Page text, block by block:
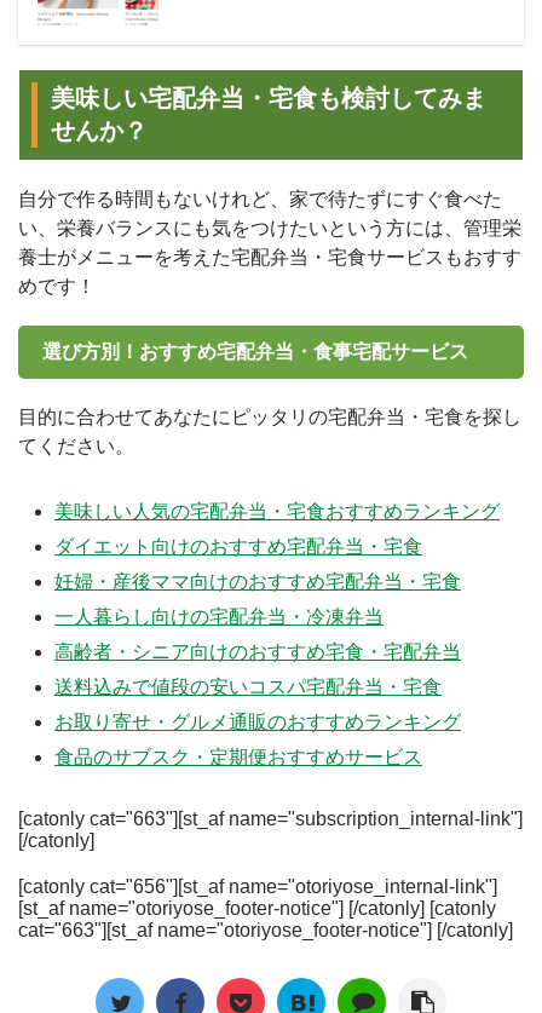
美味しい宅配弁当・宅食も検討してみま
せんか？
自分で作る時間もないけれど、家で待たずにすぐ食べた
い、栄養バランスにも気をつけたいという方には、管理栄
養士がメニューを考えた宅配弁当・宅食サービスもおすす
めです！
選び方別！おすすめ宅配弁当・食事宅配サービス
目的に合わせてあなたにピッタリの宅配弁当・宅食を探し
てください。
美味しい人気の宅配弁当・宅食おすすめランキング
ダイエット向けのおすすめ宅配弁当・宅食
妊婦・産後ママ向けのおすすめ宅配弁当・宅食
一人暮らし向けの宅配弁当・冷凍弁当
高齢者・シニア向けのおすすめ宅食・宅配弁当
送料込みで値段の安いコスパ宅配弁当・宅食
お取り寄せ・グルメ通販のおすすめランキング
食品のサブスク・定期便おすすめサービス
[catonly cat="663"][st_af name="subscription_internal-link"]
[/catonly]
[catonly cat="656"][st_af name="otoriyose_internal-link"]
[st_af name="otoriyose_footer-notice"] [/catonly] [catonly
cat="663"][st_af name="otoriyose_footer-notice"] [/catonly]